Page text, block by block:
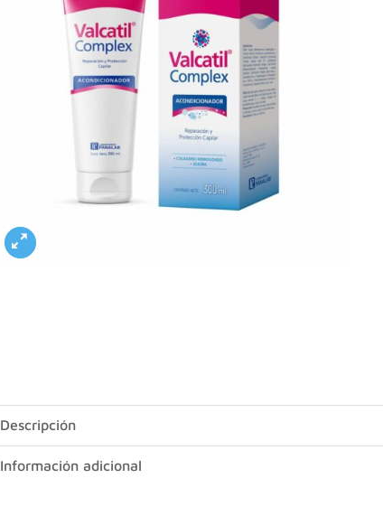
Descripción
Información adicional